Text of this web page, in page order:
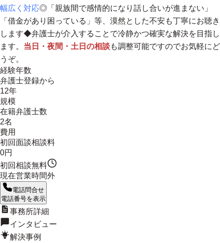
幅広く対応◎「親族間で感情的になり話し合いが進まない」
「借金があり困っている」等、 漠然とした不安も丁寧にお聴き
します◆弁護士が介入することで冷静かつ確実な解決を目指し
ます。 当日・夜間・土日の相談も調整可能ですのでお気軽にど
うぞ。
経験年数
弁護士登録から
12年
規模
在籍弁護士数
2名
費用
初回面談相談料
0円
初回相談無料
現在営業時間外
電話問合せ
電話番号を表示
事務所詳細
インタビュー
解決事例